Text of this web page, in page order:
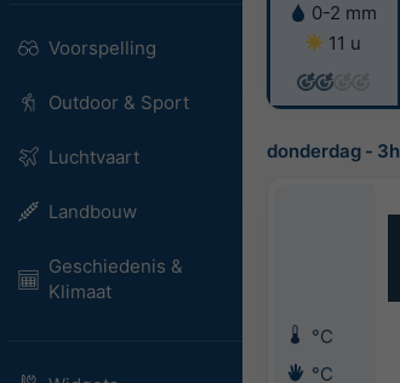
Voorspelling
Outdoor & Sport
Luchtvaart
Landbouw
Geschiedenis &
Klimaat
0-2 mm
11 u
donderdag - 3h
°C
°C